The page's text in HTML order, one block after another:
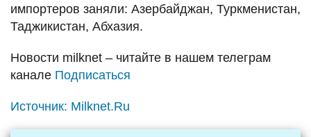
импортеров заняли: Азербайджан, Туркменистан,
Таджикистан, Абхазия.
Новости milknet – читайте в нашем телеграм
канале Подписаться
Источник: Milknet.Ru